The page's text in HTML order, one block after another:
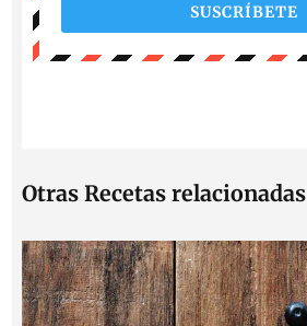
SUSCRÍBETE
Otras Recetas relacionadas